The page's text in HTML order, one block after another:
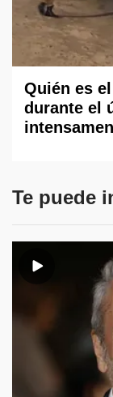
Quién es
durante el
Te puede